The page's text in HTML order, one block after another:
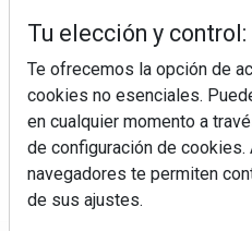
Colágeno, vitamina C y
efectivos en la piel o en
Tu elección y control:
Te ofrecemos la opción de
cookies no esenciales.
en cualquier momento a
de configuración de cookies.
navegadores te permiten
de sus ajustes.